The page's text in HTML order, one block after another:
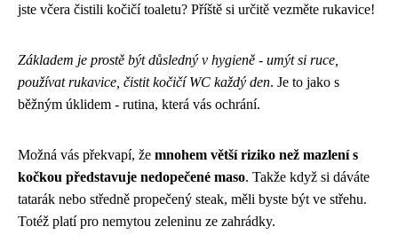
jste včera čistili kočičí toaletu? Příště si určitě vezměte rukavice!
Základem je prostě být důsledný v hygieně - umýt si ruce,
používat rukavice, čistit kočičí WC každý den. Je to jako s
běžným úklidem - rutina, která vás ochrání.
Možná vás překvapí, že mnohem větší riziko než mazlení s
kočkou představuje nedopečené maso. Takže když si dáváte
tatarák nebo středně propečený steak, měli byste být ve střehu.
Totéž platí pro nemytou zeleninu ze zahrádky.